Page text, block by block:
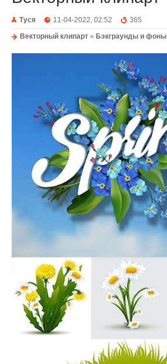
Туся 11-04-2022, 02:52
365
Векторный клипарт » Бэкграунды и фоны